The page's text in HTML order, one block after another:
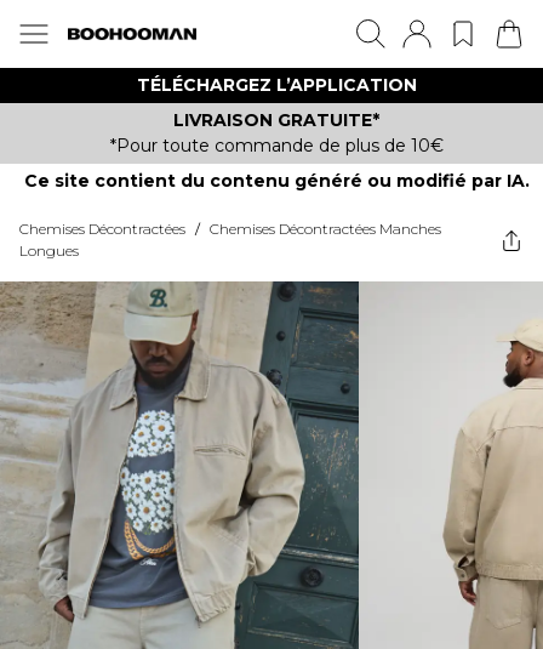
TÉLÉCHARGEZ L’APPLICATION
LIVRAISON GRATUITE*
*Pour toute commande de plus de 10€
Ce site contient du contenu généré ou modifié par IA.
Chemises Décontractées / Chemises Décontractées Manches
Longues